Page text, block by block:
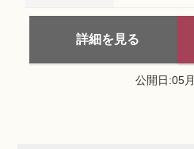
詳細を見る
公開日:05